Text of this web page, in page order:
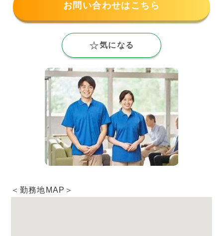
お問い合わせはこちら
気になる
＜勤務地MAP＞